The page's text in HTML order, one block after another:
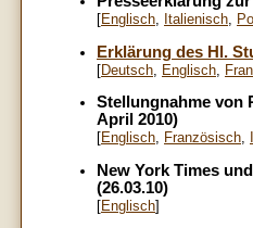
[Englisch Italienisch
Erklärung des Hl.
[Deutsch Englisch
Stellungnahme von
April 2010)
[Englisch, Französisch,
New York Times
(26.03.10)
[Englisch]